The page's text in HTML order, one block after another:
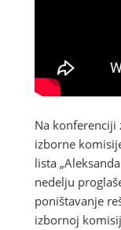
Na konferenciji
izborne
lista
nedelju
poništavanje
izbornoj